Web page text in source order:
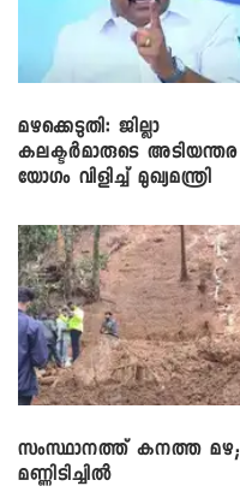
മഴക്കെടുതി: ജില്ലാ
കലക്ടർമാരുടെ അടിയന്തര
യോഗം വിളിച്ച് മുഖ്യമന്ത്രി
സംസ്ഥാനത്ത് കനത്ത മഴ;
മണ്ണിടിച്ചിൽ